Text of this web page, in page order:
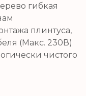
гибкая
плинтуса,
(Макс. 230В)
чистого